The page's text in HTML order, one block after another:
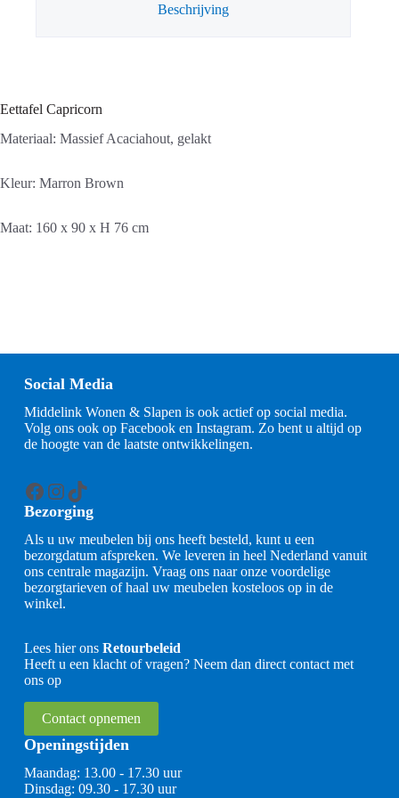
Beschrijving
Eettafel Capricorn
Materiaal: Massief Acaciahout, gelakt
Kleur: Marron Brown
Maat: 160 x 90 x H 76 cm
Social Media
Middelink Wonen & Slapen is ook actief op social media.
Volg ons ook op Facebook en Instagram. Zo bent u altijd op
de hoogte van de laatste ontwikkelingen.
Facebook
Instagram
TikTok
Bezorging
Als u uw meubelen bij ons heeft besteld, kunt u een
bezorgdatum afspreken. We leveren in heel Nederland vanuit
ons centrale magazijn. Vraag ons naar onze voordelige
bezorgtarieven of haal uw meubelen kosteloos op in de
winkel.
Lees hier ons Retourbeleid
Heeft u een klacht of vragen? Neem dan direct contact met
ons op
Contact opnemen
Openingstijden
Maandag: 13.00 - 17.30 uur
Dinsdag: 09.30 - 17.30 uur